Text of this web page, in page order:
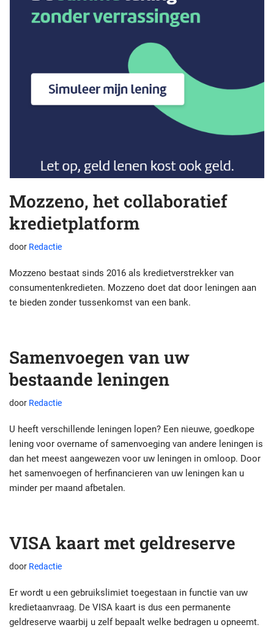
Mozzeno, het collaboratief
kredietplatform
door Redactie
Mozzeno bestaat sinds 2016 als kredietverstrekker van
consumentenkredieten. Mozzeno doet dat door leningen aan
te bieden zonder tussenkomst van een bank.
Samenvoegen van uw
bestaande leningen
door Redactie
U heeft verschillende leningen lopen? Een nieuwe, goedkope
lening voor overname of samenvoeging van andere leningen is
dan het meest aangewezen voor uw leningen in omloop. Door
het samenvoegen of herfinancieren van uw leningen kan u
minder per maand afbetalen.
VISA kaart met geldreserve
door Redactie
Er wordt u een gebruikslimiet toegestaan in functie van uw
kredietaanvraag. De VISA kaart is dus een permanente
geldreserve waarbij u zelf bepaalt welke bedragen u opneemt.